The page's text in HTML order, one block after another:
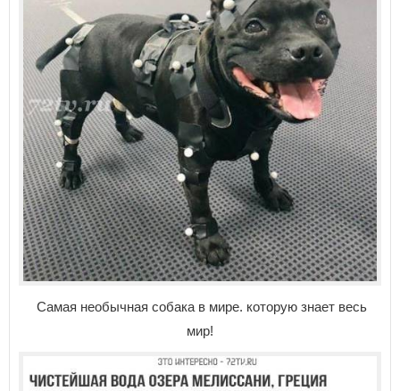
Самая необычная собака в мире. которую знает весь
мир!